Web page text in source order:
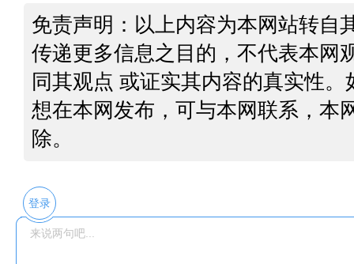
免责声明：以上内容为本网站转自
传递更多信息之目的，不代表本网
同其观点 或证实其内容的真实性
想在本网发布，可与本网联系，本
除。
登录